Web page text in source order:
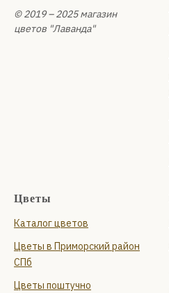
© 2019 – 2025 магазин
цветов "Лаванда"
Цветы
Каталог цветов
Цветы в Приморский район
СПб
Цветы поштучно